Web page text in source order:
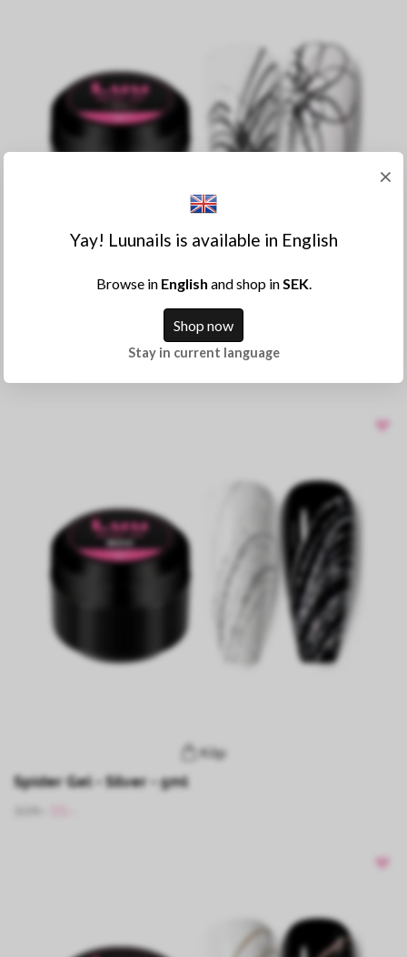
Köp
Spider Gel - Black - 5ml
Köp
Spider Gel - Silver - 5ml
×
Yay! Luunails is available in English
Browse in English and shop in SEK.
Shop now
Stay in current language